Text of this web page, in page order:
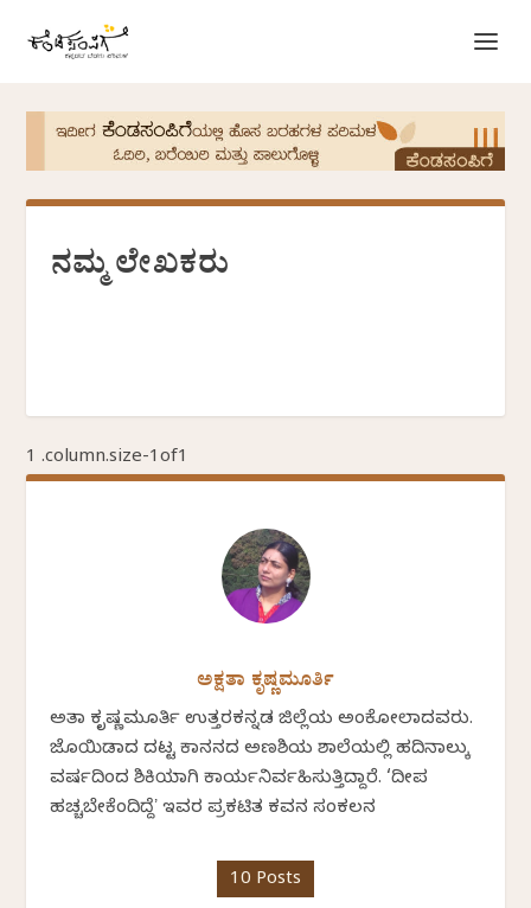
ನಮ್ಮ ಲೇಖಕರು
ಅಕ್ಷತಾ ಕೃಷ್ಣಮೂರ್ತಿ
ಅಕ್ಷತಾ ಕೃಷ್ಣಮೂರ್ತಿ ಉತ್ತರಕನ್ನಡ ಜಿಲ್ಲೆಯ ಅಂಕೋಲಾದವರು.
ಜೊಯಿಡಾದ ದಟ್ಟ ಕಾನನದ ಅಣಶಿಯ ಶಾಲೆಯಲ್ಲಿ ಹದಿನಾಲ್ಕು
ವರ್ಷದಿಂದ ಶಿಕ್ಷಕಿಯಾಗಿ ಕಾರ್ಯನಿರ್ವಹಿಸುತ್ತಿದ್ದಾರೆ. ‘ದೀಪ
ಹಚ್ಚಬೇಕೆಂದಿದ್ದೆʼ ಇವರ ಪ್ರಕಟಿತ ಕವನ ಸಂಕಲನ
10 Posts